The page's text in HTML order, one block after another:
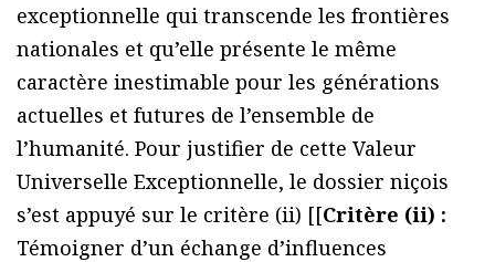
exceptionnelle qui transcende les frontières
nationales et qu’elle présente le même
caractère inestimable pour les générations
actuelles et futures de l’ensemble de
l’humanité. Pour justifier de cette Valeur
Universelle Exceptionnelle, le dossier niçois
s’est appuyé sur le critère (ii) [[Critère (ii) :
Témoigner d’un échange d’influences